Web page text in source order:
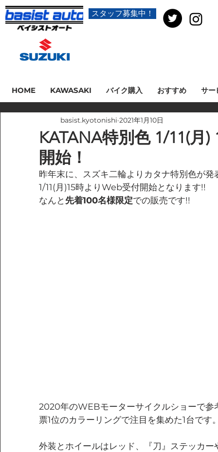
スタッフ募集中！
HOME KAWASAKI バイク購入 おすすめ サー
KATANA特別色 1/11(月)
開始！
basist.kyotonishi 2021年1月10日
昨年末に、スズキ二輪よりカタナ特別色が
1/11(月)15時よりWeb受付開始となります!!
なんと 先着100名様限定での販売です!!
2020年のWEBモーターサイクルショーで参
票1位のカラーリングで注目を集めた1台です
外装とホイールはレッド、『刀』ステッカ